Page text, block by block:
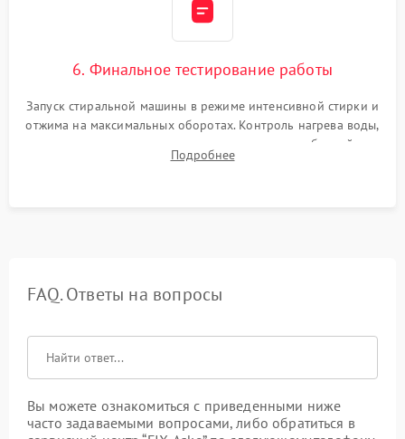
6. Финальное тестирование работы
Запуск стиральной машины в режиме интенсивной стирки и
отжима на максимальных оборотах. Контроль нагрева воды,
корректности слива, отсутствия излишних вибраций,
посторонних стуков и протечек под корпусом.
Подробнее
FAQ. Ответы на вопросы
Вы можете ознакомиться с приведенными ниже
часто задаваемыми вопросами, либо обратиться в